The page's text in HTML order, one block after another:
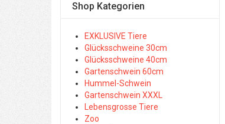
Shop Kategorien
EXKLUSIVE Tiere
Glücksschweine 30cm
Glücksschweine 40cm
Gartenschwein 60cm
Hummel-Schwein
Gartenschwein XXXL
Lebensgrosse Tiere
Zoo